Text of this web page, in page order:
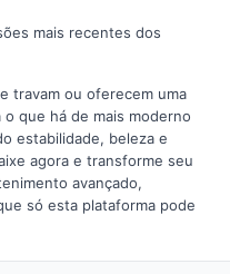
mais recentes dos
travam ou oferecem uma
que há de mais moderno
estabilidade, beleza e
agora e transforme seu
avançado,
só esta plataforma pode